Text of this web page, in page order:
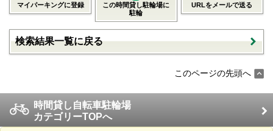
マイパーキングに登録
この時間貸し駐輪場に
駐輪
URLをメールで送る
検索結果一覧に戻る
このページの先頭へ
時間貸し自転車駐輪場
カテゴリーTOPへ